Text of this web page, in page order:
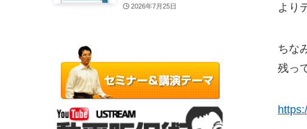
より
ちな
残っ
2026年7月25日